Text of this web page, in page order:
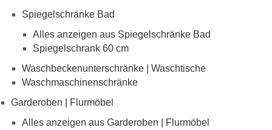
Spiegelschränke Bad
Alles anzeigen aus Spiegelschränke Bad
Spiegelschrank 60 cm
Waschbeckenunterschränke | Waschtische
Waschmaschinenschränke
Garderoben | Flurmöbel
Alles anzeigen aus Garderoben | Flurmöbel